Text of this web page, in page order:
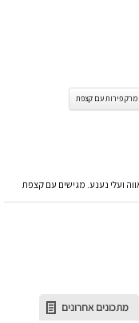
מרק פירות עם קצפת
ועלי נענע. מגישים עם קצפת
מתכונים אחרונים